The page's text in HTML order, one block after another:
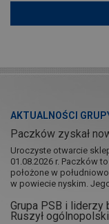
AKTUALNOŚCI
Paczków zyskał
Uroczyste otwarcie
01.08.2026 r. Paczków
położone w
w powiecie nyskim.
Grupa PSB i liderzy
Ruszył